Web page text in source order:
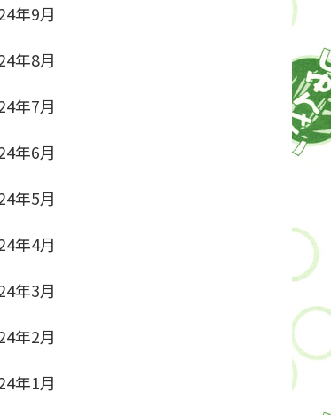
年9月
年8月
年7月
年6月
年5月
年4月
年3月
年2月
年1月